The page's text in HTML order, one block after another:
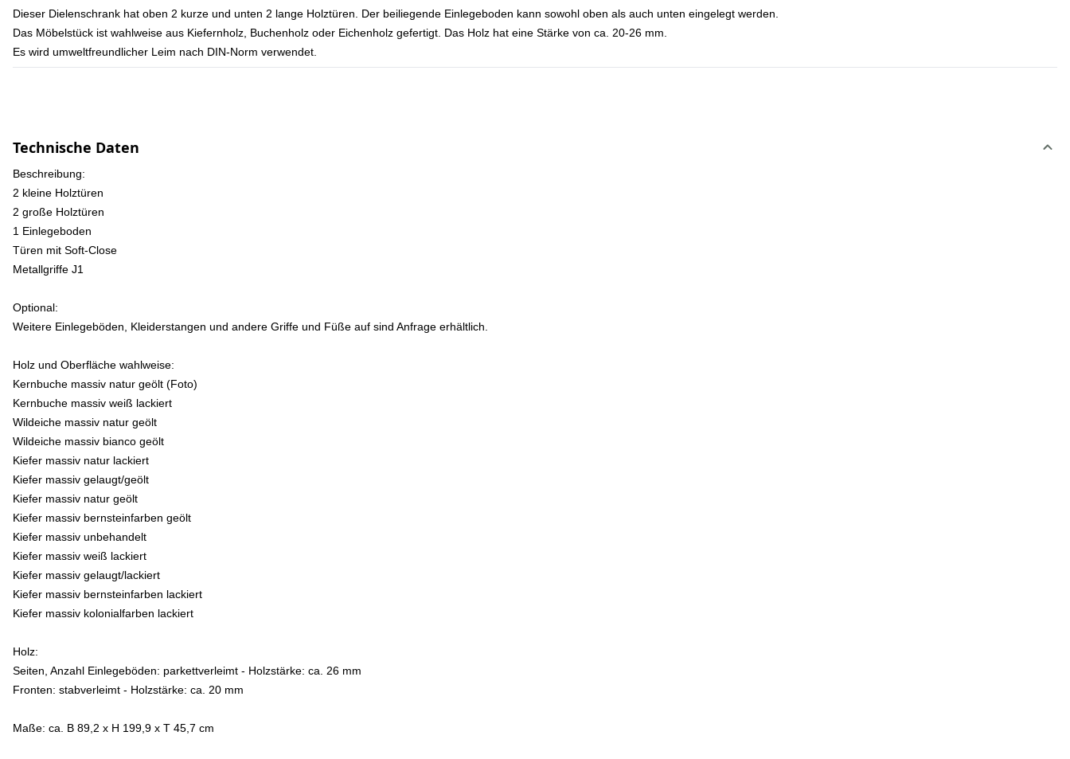
Dieser Dielenschrank hat oben 2 kurze und unten 2 lange Holztüren. Der beiliegende Einlegeboden kann sowohl oben als auch unten eingelegt werden.
Das Möbelstück ist wahlweise aus Kiefernholz, Buchenholz oder Eichenholz gefertigt. Das Holz hat eine Stärke von ca. 20-26 mm.
Es wird umweltfreundlicher Leim nach DIN-Norm verwendet.
Technische Daten
Beschreibung:
2 kleine Holztüren
2 große Holztüren
1 Einlegeboden
Türen mit Soft-Close
Metallgriffe J1
Optional:
Weitere Einlegeböden, Kleiderstangen und andere Griffe und Füße auf sind Anfrage erhältlich.
Holz und Oberfläche wahlweise:
Kernbuche massiv natur geölt (Foto)
Kernbuche massiv weiß lackiert
Wildeiche massiv natur geölt
Wildeiche massiv bianco geölt
Kiefer massiv natur lackiert
Kiefer massiv gelaugt/geölt
Kiefer massiv natur geölt
Kiefer massiv bernsteinfarben geölt
Kiefer massiv unbehandelt
Kiefer massiv weiß lackiert
Kiefer massiv gelaugt/lackiert
Kiefer massiv bernsteinfarben lackiert
Kiefer massiv kolonialfarben lackiert
Holz:
Seiten, Anzahl Einlegeböden: parkettverleimt - Holzstärke: ca. 26 mm
Fronten: stabverleimt - Holzstärke: ca. 20 mm
Maße: ca. B 89,2 x H 199,9 x T 45,7 cm